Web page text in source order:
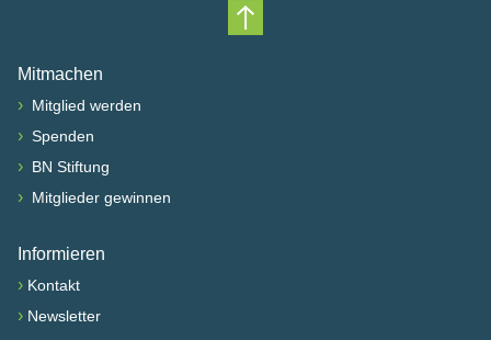
Nach oben scrollen
Mitmachen
› Mitglied werden
› Spenden
› BN Stiftung
› Mitglieder gewinnen
Informieren
› Kontakt
› Newsletter